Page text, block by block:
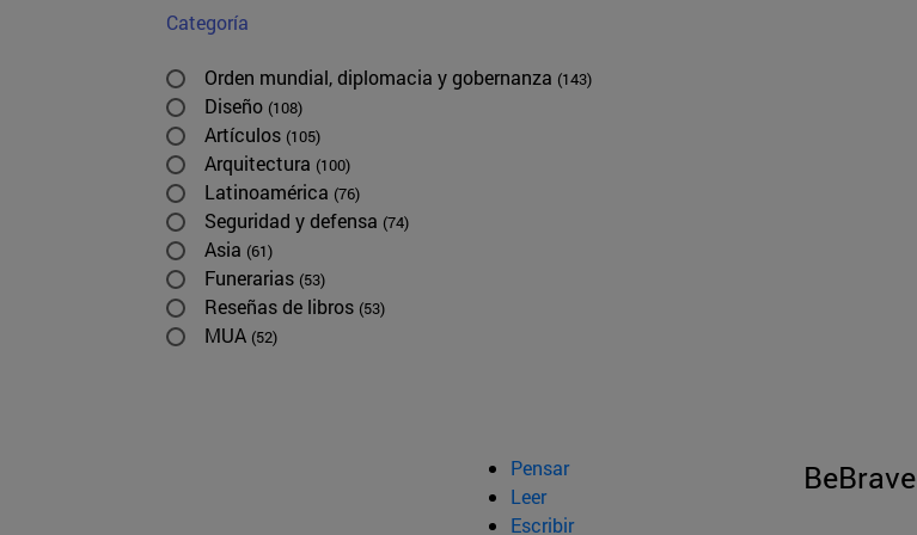
Categoría
Orden mundial, diplomacia y gobernanza (143)
Diseño (108)
Artículos (105)
Arquitectura (100)
Latinoamérica (76)
Seguridad y defensa (74)
Asia (61)
Funerarias (53)
Reseñas de libros (53)
MUA (52)
Pensar
Leer
Escribir
BeBrave